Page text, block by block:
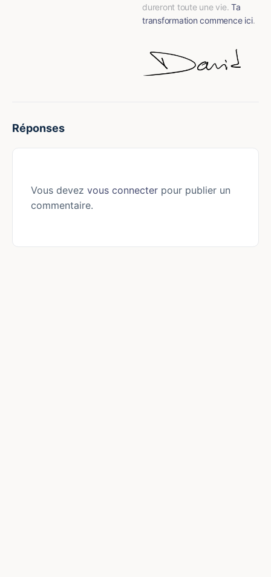
dureront toute une vie. Ta
transformation commence ici.
Réponses
Vous devez vous connecter pour publier un
commentaire.